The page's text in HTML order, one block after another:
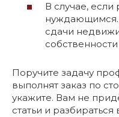
В случае, если
нуждающимся.
сдачи
Поручите задачу
выполнят заказ по
укажите. Вам не
статьи и